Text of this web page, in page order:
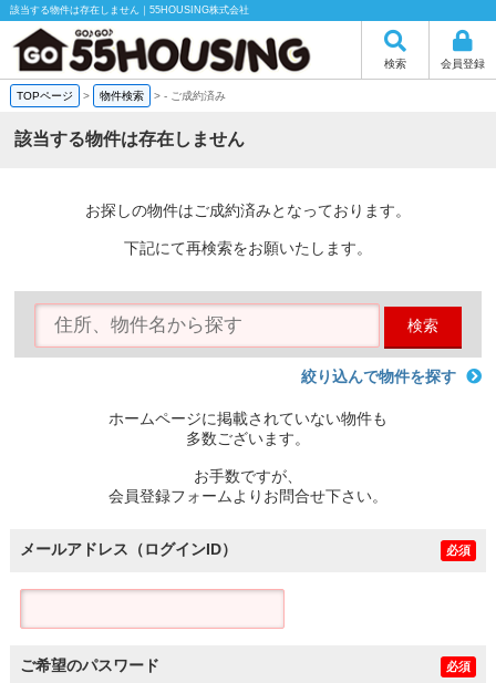
該当する物件は存在しません｜55HOUSING株式会社
検索 会員登録
TOPページ > 物件検索 >- ご成約済み
該当する物件は存在しません
お探しの物件はご成約済みとなっております。
下記にて再検索をお願いたします。
検索
絞り込んで物件を探す
ホームページに掲載されていない物件も
多数ございます。
お手数ですが、
会員登録フォームよりお問合せ下さい。
メールアドレス（ログインID） 必須
ご希望のパスワード 必須